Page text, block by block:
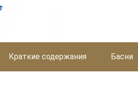
Краткие содержания Басни